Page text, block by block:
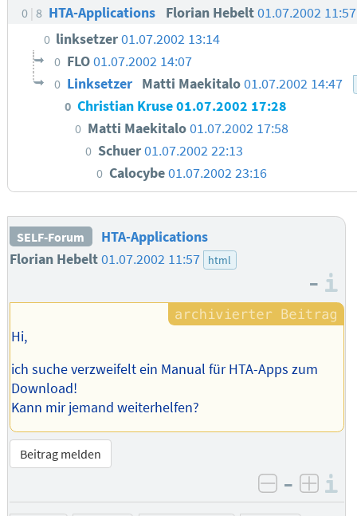
0 8 HTA-Applications Florian Hebelt01.07.2002
0 linksetzer01.07.2002 13:14
0 FLO01.07.2002 14:07
0 Linksetzer Matti Maekitalo01.07.2002 14:47
0 Christian Kruse01.07.2002 17:28
0 Matti Maekitalo01.07.2002 17:58
0 Schuer01.07.2002 22:13
0 Calocybe01.07.2002 23:16
SELF-Forum
HTA-Applications
Florian Hebelt01.07.2002 11:57 html
–
Hi,
ich suche verzweifelt ein Manual für HTA-Apps zum
Download!
Kann mir jemand weiterhelfen?
Beitrag melden
negativ
–